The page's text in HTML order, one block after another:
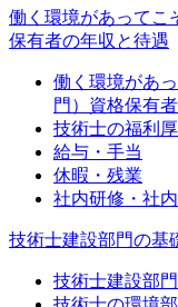
働く環境があってこ
保有者の年収と待遇
働く環境があ
門）資格保有
技術士の福利
給与・手当
休暇・残業
社内研修・社
技術士建設部門の基
技術士建設部